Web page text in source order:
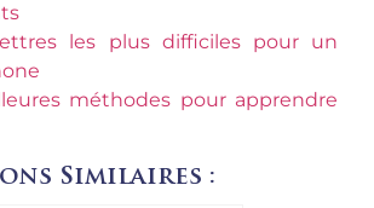
les plus difficiles pour un
méthodes pour apprendre
Similaires :